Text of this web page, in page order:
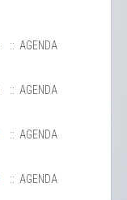
:: AGENDA
:: AGENDA
:: AGENDA
:: AGENDA